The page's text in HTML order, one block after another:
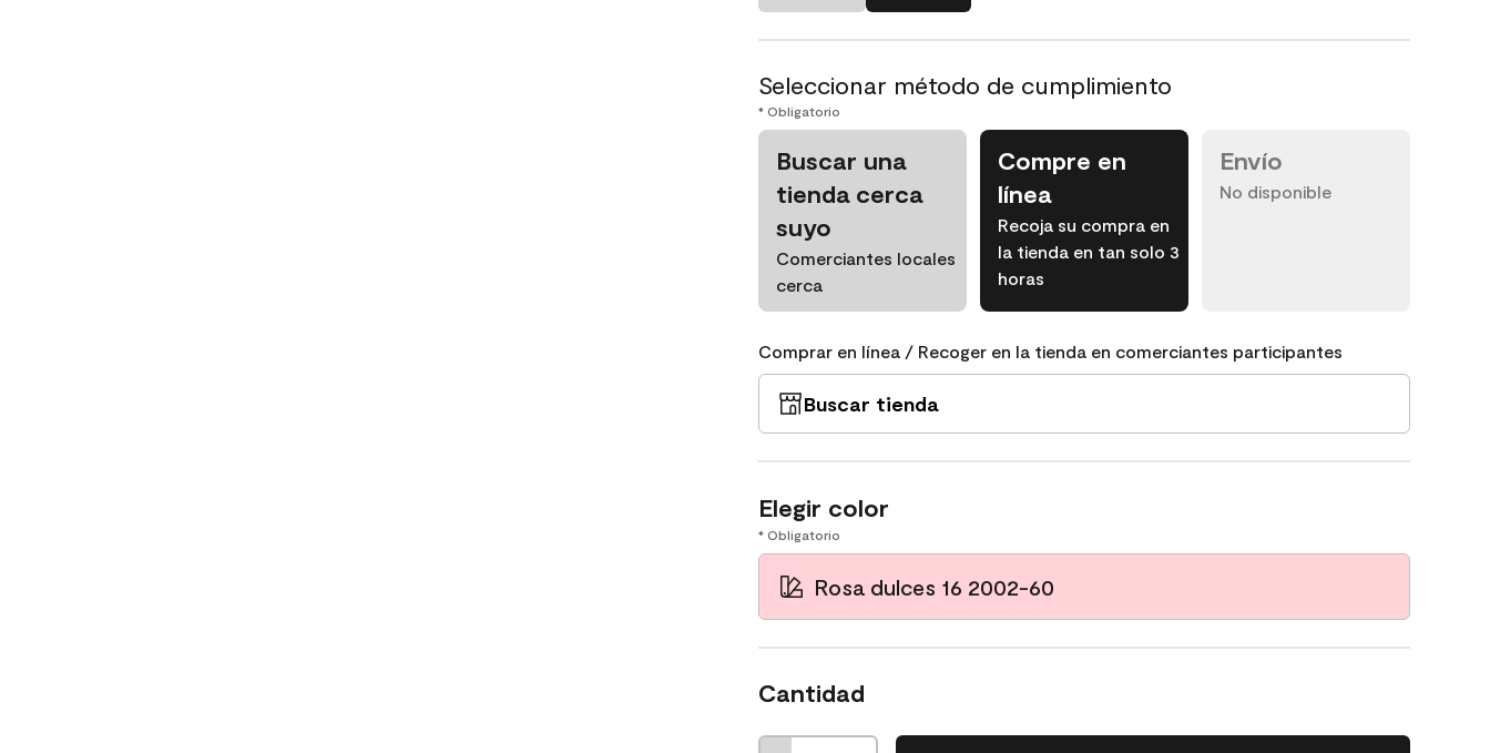
Seleccionar método de cumplimiento
* Obligatorio
Buscar una
tienda cerca
suyo
Comerciantes locales
cerca
Compre en
línea
Recoja su compra en
la tienda en tan solo 3
horas
Envío
No disponible
Comprar en línea / Recoger en la tienda en comerciantes participantes
Buscar tienda
Elegir color
* Obligatorio
Rosa dulces 16 2002-60
Cantidad